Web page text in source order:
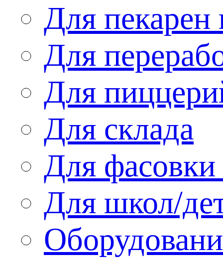
Для пекарен
Для
Для
Для склада
Для фасовки
Для школ/